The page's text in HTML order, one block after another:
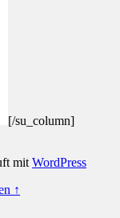
[/su_column]
mit WordPress
↑